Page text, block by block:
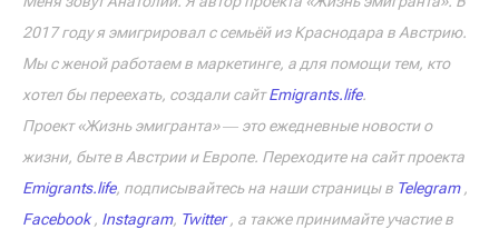
2017 году я эмигрировал с семьёй из Краснодара в Австрию.
Мы с женой работаем в маркетинге, а для помощи тем, кто
хотел бы переехать, создали сайтEmigrants.life.
Проект «Жизнь эмигранта» ― это ежедневные новости о
жизни, быте в Австрии и Европе. Переходите на сайт проекта
Emigrants.life, подписывайтесь на наши страницы в Telegram,
Facebook, Instagram, Twitter, а также принимайте участие в